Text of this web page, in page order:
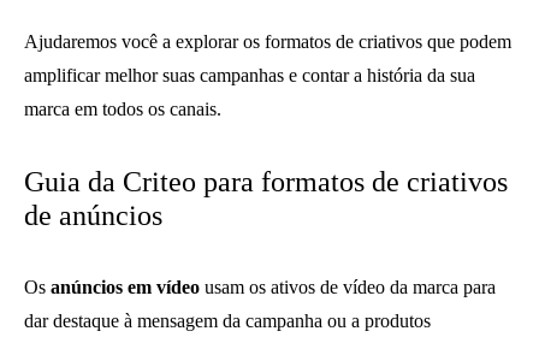
Ajudaremos você a explorar os formatos de criativos que podem
amplificar melhor suas campanhas e contar a história da sua
marca em todos os canais.
Guia da Criteo para formatos de criativos
de anúncios
Os anúncios em vídeo usam os ativos de vídeo da marca para
dar destaque à mensagem da campanha ou a produtos